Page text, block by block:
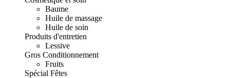
Baume
Huile de massage
Huile de soin
Produits d'entretien
Lessive
Gros Conditionnement
Fruits
Spécial Fêtes